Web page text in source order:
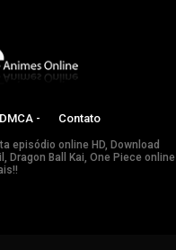
DMCA - Contato
episódio online HD, Download
Dragon Ball Kai, One Piece online